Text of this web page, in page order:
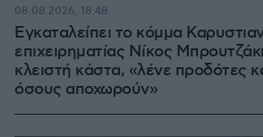
Εγκαταλείπει το κόμμα
επιχειρηματίας Νίκος
κλειστή κάστα, «λένε προδότες
όσους αποχωρούν»
08.08.2026, 18:48